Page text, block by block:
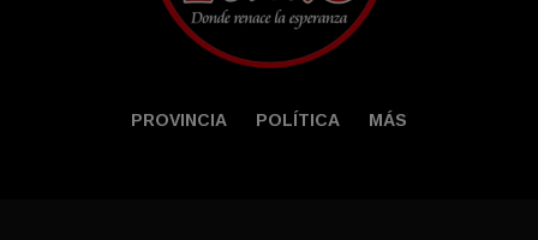
PROVINCIA POLÍTICA MÁS